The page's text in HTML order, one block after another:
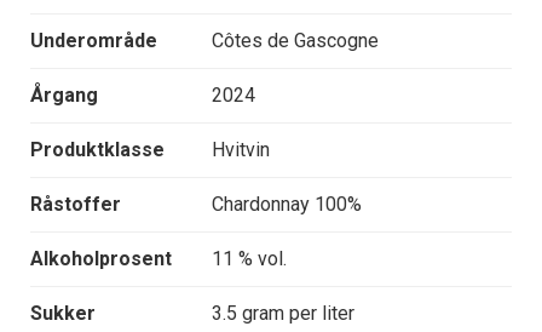
Underområde Côtes de Gascogne
Årgang 2024
Produktklasse Hvitvin
Råstoffer Chardonnay 100%
Alkoholprosent 11 % vol.
Sukker 3.5 gram per liter